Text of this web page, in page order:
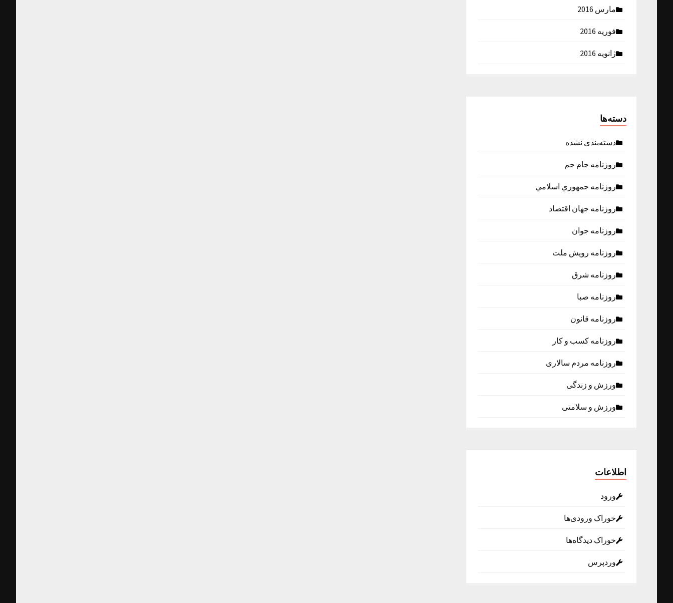
مارس 2016
فوریه 2016
ژانویه 2016
دسته‌ها
دسته‌بندی نشده
روزنامه جام جم
روزنامه جمهوري اسلامي
روزنامه جهان اقتصاد
روزنامه جوان
روزنامه رویش ملت
روزنامه شرق
روزنامه صبا
روزنامه قانون
روزنامه كسب و كار
روزنامه مردم سالاری
ورزش و زندگی
ورزش و سلامتی
اطلاعات
ورود
خوراک ورودی‌ها
خوراک دیدگاه‌ها
وردپرس